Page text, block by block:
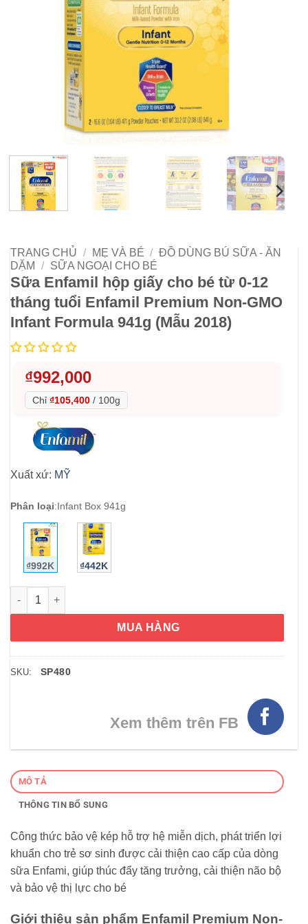
TRANG CHỦ / MẸ VÀ BÉ / ĐỒ DÙNG BÚ SỮA - ĂN
DẶM
/ SỮA NGOẠI CHO BÉ
Sữa Enfamil hộp giấy cho bé từ 0-12
tháng tuổi Enfamil Premium Non-GMO
Infant Formula 941g (Mẫu 2018)
₫992,000
Chỉ ₫105,400 / 100g
Xuất xứ: MỸ
Phân loại:Infant Box 941g
₫992K ₫442K
Sữa Enfamil hộp giấy cho bé từ 0-12 tháng tuổi Enfamil
MUA HÀNG
SKU: SP480
Xem thêm trên FB
MÔ TẢ
THÔNG TIN BỔ SUNG
Công thức bảo vệ kép hỗ trợ hệ miễn dịch, phát triển lợi
khuẩn cho trẻ sơ sinh được cải thiện cao cấp của dòng
sữa Enfami, giúp thúc đẩy tăng trưởng, cải thiện não bộ
và bảo vệ thị lực cho bé
Giới thiệu sản phẩm Enfamil Premium Non-